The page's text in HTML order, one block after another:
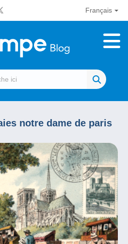
Français
notre dame de paris